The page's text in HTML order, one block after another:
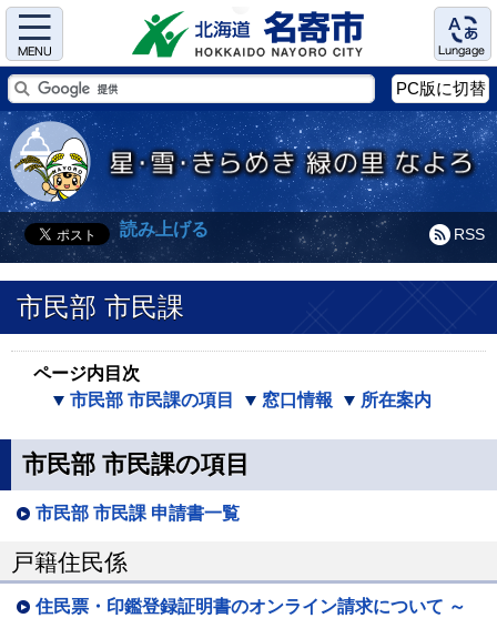
Menu Language
PC版に切替
RSS
読み上げる
市民部 市民課
ページ内目次
市民部 市民課の項目
窓口情報 所在案内
市民部 市民課の項目
市民部 市民課 申請書一覧
戸籍住民係
住民票・印鑑登録証明書のオンライン請求について ～